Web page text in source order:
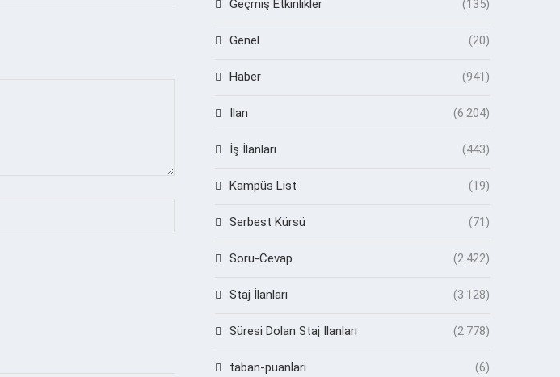
Geçmiş Etkinlikler (135)
Genel (20)
Haber (941)
İlan (6.204)
İş İlanları (443)
Kampüs List (19)
Serbest Kürsü (71)
Soru-Cevap (2.422)
Staj İlanları (3.128)
Süresi Dolan Staj İlanları (2.778)
taban-puanlari (6)